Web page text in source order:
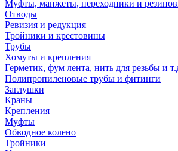
Муфты, манжеты, переходники и
Отводы
Ревизия и редукция
Тройники и крестовины
Трубы
Хомуты и крепления
Герметик, фум лента, нить для резьбы и
Полипропиленовые трубы и фитинги
Заглушки
Краны
Крепления
Муфты
Обводное колено
Тройники